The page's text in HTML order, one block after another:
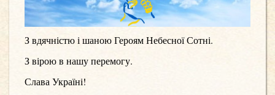
З вдячністю і шаною Героям Небесної Сотні.
З вірою в нашу перемогу.
Слава Україні!